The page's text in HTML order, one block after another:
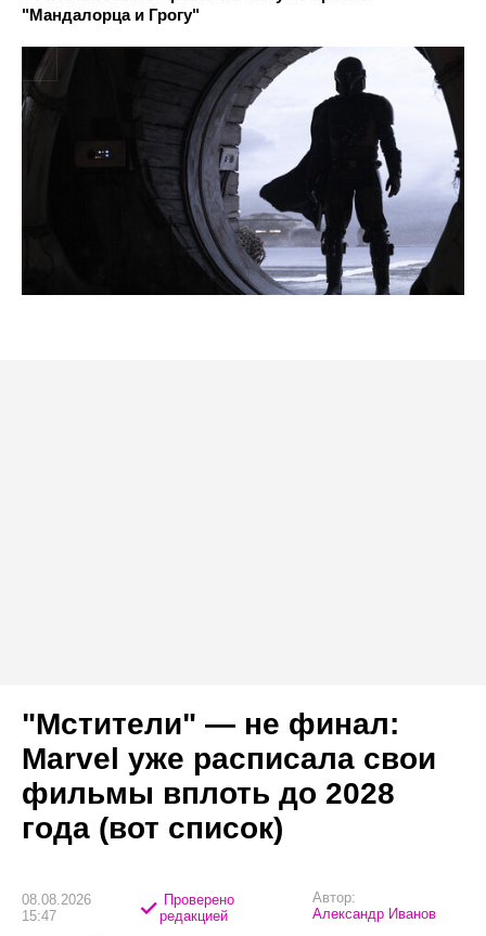
"Мандалорца и Грогу"
"Мстители" — не финал:
Marvel уже расписала свои
фильмы вплоть до 2028
года (вот список)
08.08.2026
15:47
Проверено
редакцией
Автор:
Александр Иванов